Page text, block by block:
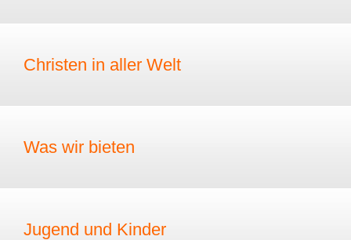
Christen in aller Welt
Was wir bieten
Jugend und Kinder